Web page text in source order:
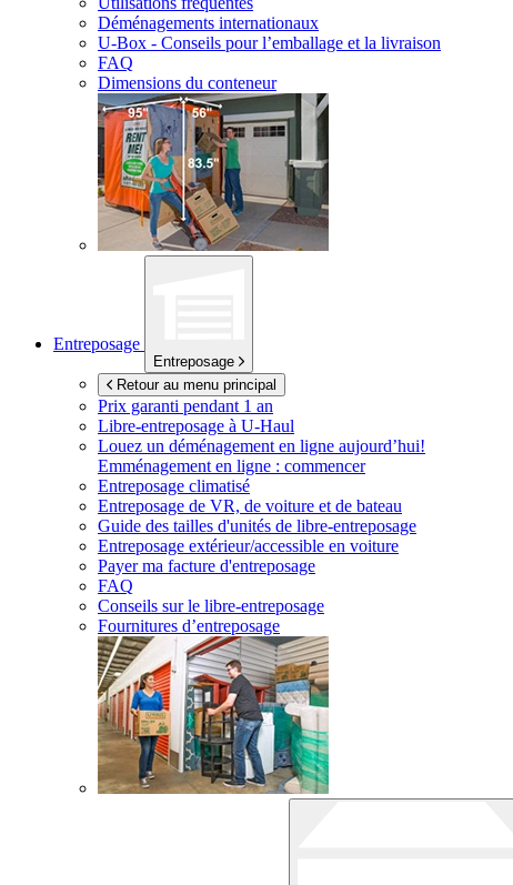
Déménagements internationaux
U-Box - Conseils pour l’emballage et la livraison
FAQ
Dimensions du conteneur
Entreposage
Entreposage
Retour au menu principal
Prix garanti pendant 1 an
Libre-entreposage à U-Haul
Louez un déménagement en ligne aujourd’hui!
Emménagement en ligne : commencer
Entreposage climatisé
Entreposage de VR, de voiture et de bateau
Guide des tailles d'unités de libre-entreposage
Entreposage extérieur/accessible en voiture
Payer ma facture d'entreposage
FAQ
Conseils sur le libre-entreposage
Fournitures d’entreposage